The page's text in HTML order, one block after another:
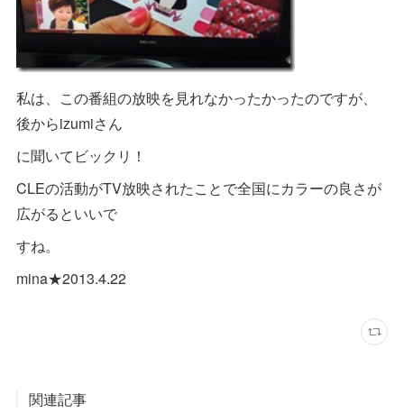
私は、この番組の放映を見れなかったかったのですが、
後からizumiさん
に聞いてビックリ！
CLEの活動がTV放映されたことで全国にカラーの良さが
広がるといいで
すね。
mina★2013.4.22
関連記事